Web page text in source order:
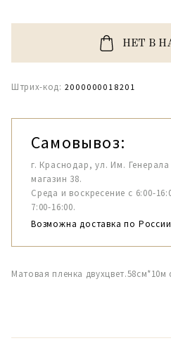
НЕТ В
Штрих-код: 2000000018201
Самовывоз:
г. Краснодар, ул. Им.
магазин 38.
Среда и воскресение с 6:00-
7:00-16:00.
Возможна доставка по
Матовая пленка